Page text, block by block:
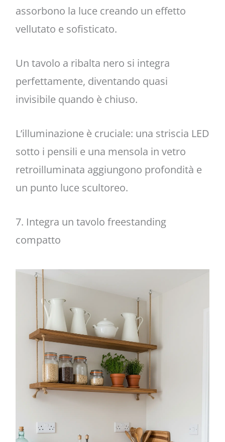
assorbono la luce creando un effetto
vellutato e sofisticato.
Un tavolo a ribalta nero si integra
perfettamente, diventando quasi
invisibile quando è chiuso.
L’illuminazione è cruciale: una striscia LED
sotto i pensili e una mensola in vetro
retroilluminata aggiungono profondità e
un punto luce scultoreo.
7. Integra un tavolo freestanding
compatto